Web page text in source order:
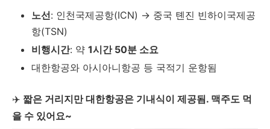
노선: 인천국제공항(ICN) → 중국 톈진 빈하이국제공
항(TSN)
비행시간: 약 1시간 50분 소요
대한항공와 아시아니항공 등 국적기 운항됨
✈️ 짧은 거리지만 대한항공은 기내식이 제공됨. 맥주도 먹
을 수 있어요~